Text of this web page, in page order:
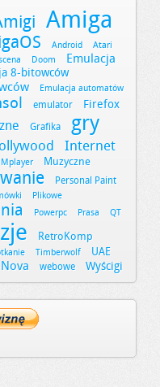
Amiga
Android
Atari
Doom Emulacja
8-bitowców
Emulacja automatów
emulator Firefox
Grafika gry
Internet
Mplayer Muzyczne
Personal Paint
Plikowe
Powerpc Prasa QT
RetroKomp
Timberwolf UAE
webowe Wyścigi